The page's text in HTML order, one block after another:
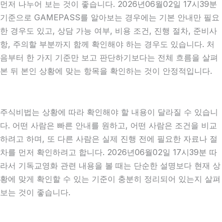
먼저 나누어 보는 것이 좋습니다. 2026년06월02일 17시39분
기준으로 GAMEPASS를 알아보는 경우에는 기본 안내만 필요
한 경우도 있고, 상담 가능 여부, 비용 조건, 진행 절차, 준비사
항, 주의할 부분까지 함께 확인해야 하는 경우도 있습니다. 처
음부터 한 가지 기준만 보고 판단하기보다는 전체 흐름을 살펴
본 뒤 본인 상황에 맞는 항목을 확인하는 것이 안정적입니다.
주식비법는 상황에 따라 확인해야 할 내용이 달라질 수 있습니
다. 어떤 사람은 빠른 안내를 원하고, 어떤 사람은 조건을 비교
하려고 하며, 또 다른 사람은 실제 진행 전에 필요한 자료나 절
차를 먼저 확인하려고 합니다. 2026년06월02일 17시39분 따
라서 기독교영화 관련 내용을 볼 때는 단순한 설명보다 현재 상
황에 맞게 확인할 수 있는 기준이 충분히 정리되어 있는지 살펴
보는 것이 좋습니다.